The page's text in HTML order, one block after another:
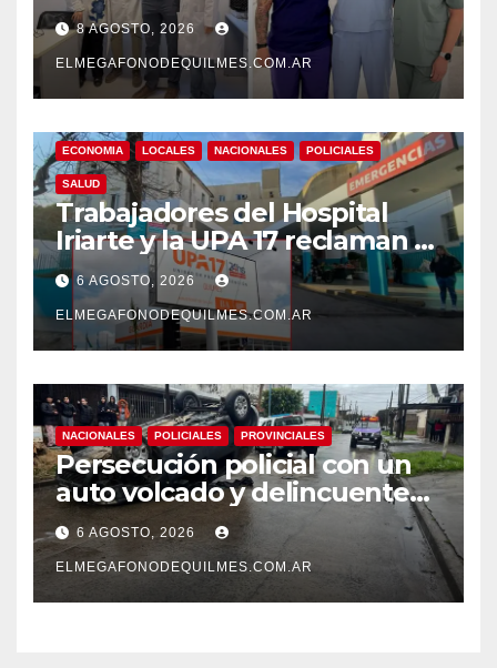
internacional a la calidad de
su atención
8 AGOSTO, 2026
ELMEGAFONODEQUILMES.COM.AR
ECONOMIA LOCALES NACIONALES POLICIALES
SALUD
Trabajadores del Hospital
Iriarte y la UPA 17 reclaman el
pase a planta de becarios y
mejoras laborales
6 AGOSTO, 2026
ELMEGAFONODEQUILMES.COM.AR
NACIONALES POLICIALES PROVINCIALES
Persecución policial con un
auto volcado y delincuentes
detenidos en San Francisco
Solano
6 AGOSTO, 2026
ELMEGAFONODEQUILMES.COM.AR